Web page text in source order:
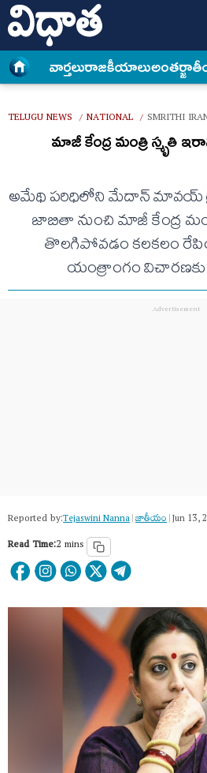
వార్త‌లురాజకీయాలు
TELUGU NEWS / NATIONAL / SMRITHI
మాజీ కేంద్ర మంత్రి స్మృతి
అమేథి పరిధిలోని మేదాన్ మావయ్
జాబితా నుంచి మాజీ కేంద్ర
తొలగిపోవడం కలకలం
యంత్రాంగం
Reported by:Tejaswini Nanna|జాతీయం|Jun 13,
Read Time:2 mins